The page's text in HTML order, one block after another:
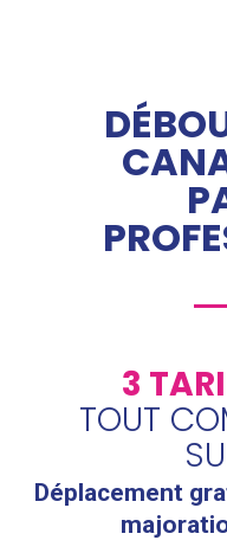
3
TOUT
Déplacement